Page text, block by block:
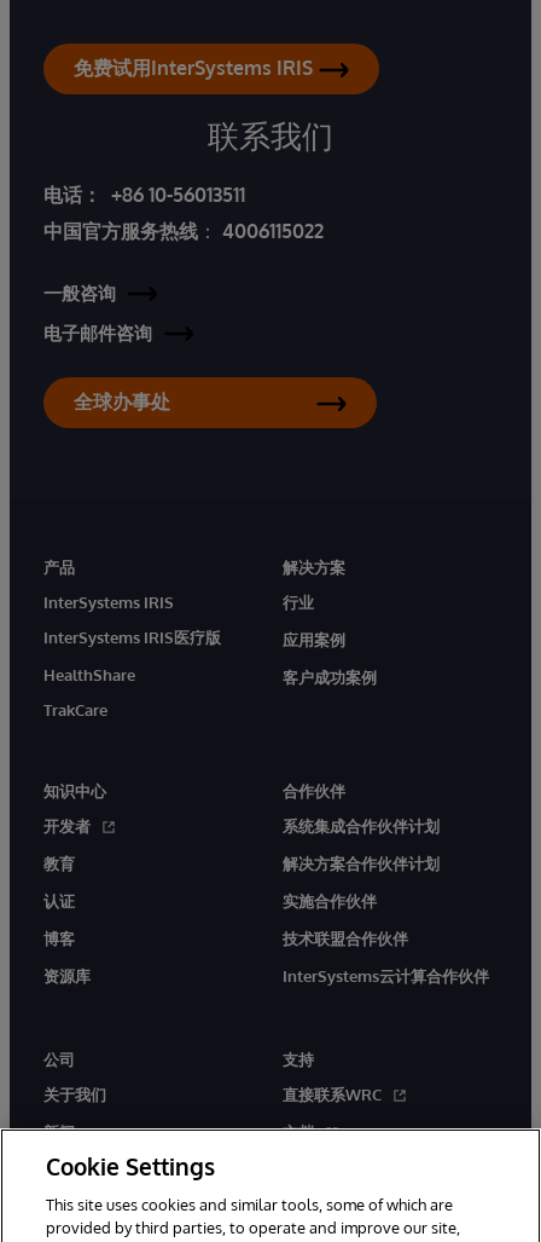
免费试用InterSystems IRIS
联系我们
电话：
+86 10-56013511
中国官方服务热线 ： 4006115022
一般咨询
电子邮件咨询
全球办事处
产品
InterSystems IRIS
InterSystems IRIS医疗版
HealthShare
TrakCare
解决方案
行业
应用案例
客户成功案例
知识中心
开发者
教育
认证
博客
资源库
合作伙伴
系统集成合作伙伴计划
解决方案合作伙伴计划
实施合作伙伴
技术联盟合作伙伴
InterSystems云计算合作伙伴
公司
关于我们
新闻
活动
工作机会
支持
直接联系WRC
文档
Cookie Settings
This site uses cookies and similar tools, some of which are
provided by third parties, to operate and improve our site,